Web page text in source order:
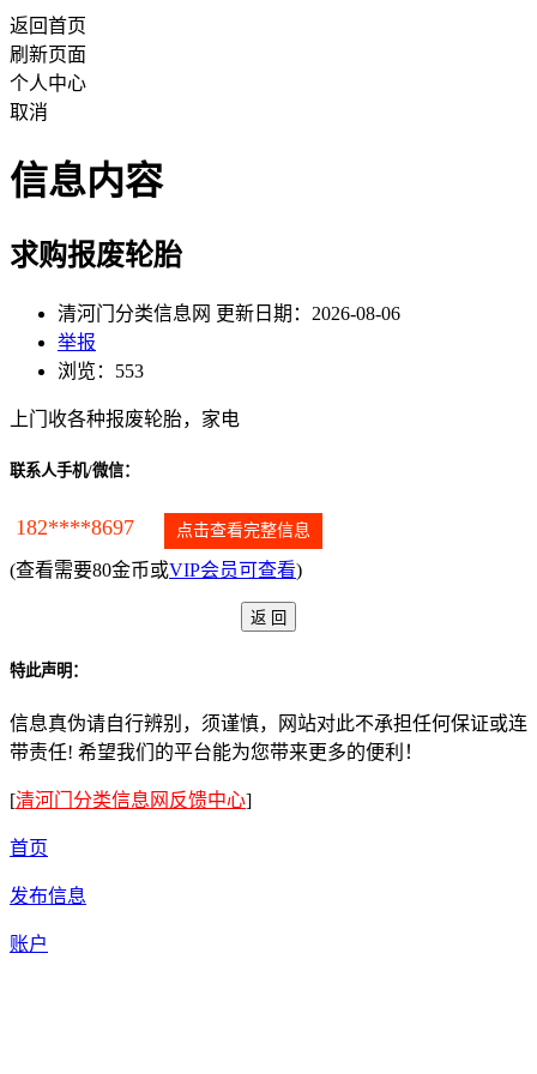
返回首页
刷新页面
个人中心
取消
信息内容
求购报废轮胎
清河门分类信息网 更新日期：2026-08-06
举报
浏览：553
上门收各种报废轮胎，家电
联系人手机/微信：
182****8697 点击查看完整信息
(查看需要80金币或VIP会员可查看)
特此声明：
信息真伪请自行辨别，须谨慎，网站对此不承担任何保证或连
带责任! 希望我们的平台能为您带来更多的便利！
[清河门分类信息网反馈中心]
首页
发布信息
账户